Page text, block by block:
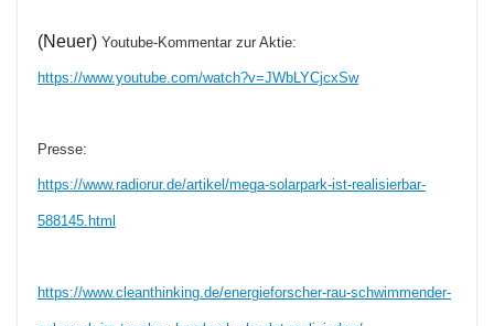
(Neuer) Youtube-Kommentar zur Aktie:
https://www.youtube.com/watch?v=JWbLYCjcxSw
Presse:
https://www.radiorur.de/artikel/mega-solarpark-ist-realisierbar-
588145.html
https://www.cleanthinking.de/energieforscher-rau-schwimmender-